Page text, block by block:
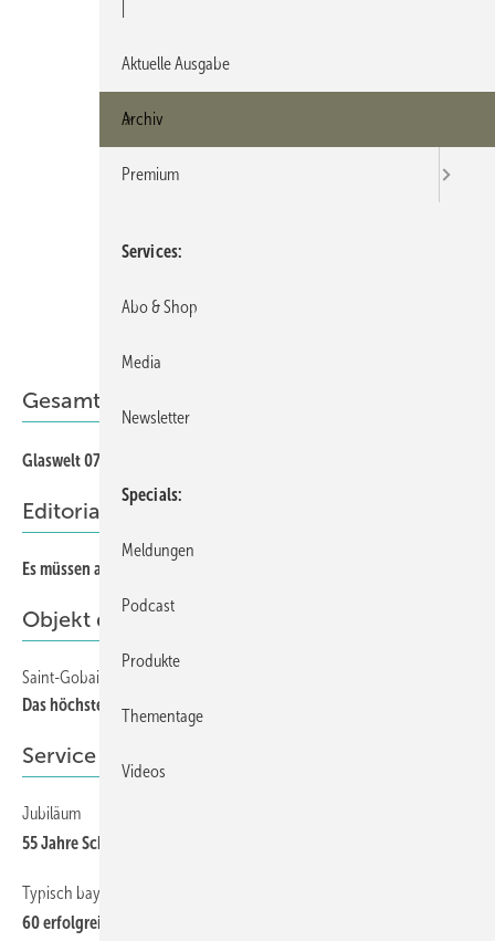
Gesamt-PDF der Ausgabe
Glaswelt 07/2024 als PDF
Editorial
Es müssen alle an einem Strang ziehen
Objekt des Monats
Saint-Gobain Sonnenschutzgläser für das Berliner Edge
Das höchste Bürohaus in Berlin
Service
Jubiläum
55 Jahre Sch ol lglas
Typisch bayerische Gastlichkeit
60 erfolgreiche Jahre R+S Innung Südbayern
Aktuelle Ausgabe
Archiv
Premium
Services
Abo & Shop
Media
Newsletter
Specials
Meldungen
Podcast
Produkte
Thementage
Videos